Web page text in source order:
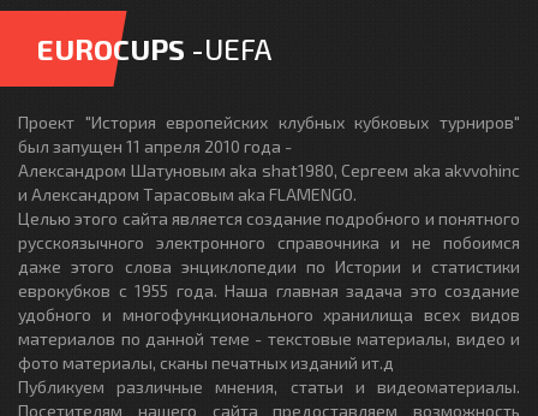
EUROCUPS -UEFA
Проект "История европейских клубных кубковых турниров"
был запущен 11 апреля 2010 года -
Александром Шатуновым aka shat1980, Сергеем aka akvvohinc
и Александром Тарасовым aka FLAMENGO.
Целью этого сайта является создание подробного и понятного
русскоязычного электронного справочника и не побоимся
даже этого слова энциклопедии по Истории и статистики
еврокубков с 1955 года. Наша главная задача это создание
удобного и многофункционального хранилища всех видов
материалов по данной теме - текстовые материалы, видео и
фото материалы, сканы печатных изданий ит.д
Публикуем различные мнения, статьи и видеоматериалы.
Посетителям нашего сайта предоставляем возможность